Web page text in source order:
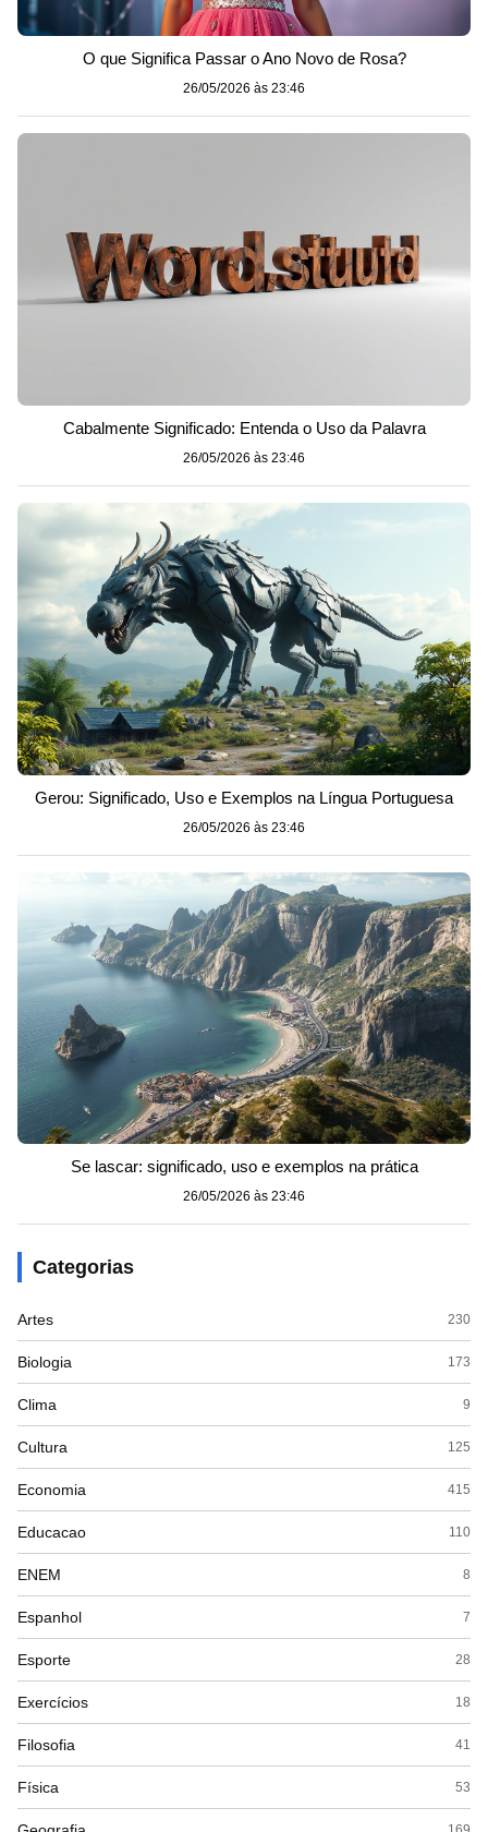
O que Significa Passar o Ano Novo de Rosa?
26/05/2026 às 23:46
Cabalmente Significado: Entenda o Uso da Palavra
26/05/2026 às 23:46
Gerou: Significado, Uso e Exemplos na Língua Portuguesa
26/05/2026 às 23:46
Se lascar: significado, uso e exemplos na prática
26/05/2026 às 23:46
Categorias
Artes 230
Biologia 173
Clima 9
Cultura 125
Economia 415
Educacao 110
ENEM 8
Espanhol 7
Esporte 28
Exercícios 18
Filosofia 41
Física 53